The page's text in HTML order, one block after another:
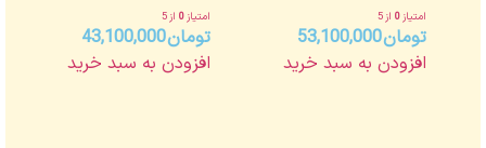
امتیاز0 از 5
تومان
افزودن به سبد خرید
امتیاز0 از 5
تومان
افزودن به سبد خرید